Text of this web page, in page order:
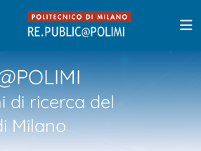
di ricerca del
Milano